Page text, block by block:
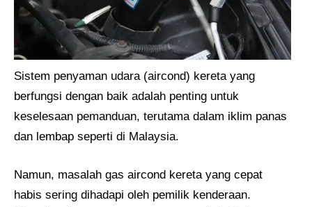
Sistem penyaman udara (aircond) kereta yang
berfungsi dengan baik adalah penting untuk
keselesaan pemanduan, terutama dalam iklim panas
dan lembap seperti di Malaysia.
Namun, masalah gas aircond kereta yang cepat
habis sering dihadapi oleh pemilik kenderaan.